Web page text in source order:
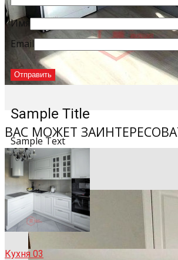
Sample Title
Sample Text
Имя
Email
ВАС МОЖЕТ
Кухня 03